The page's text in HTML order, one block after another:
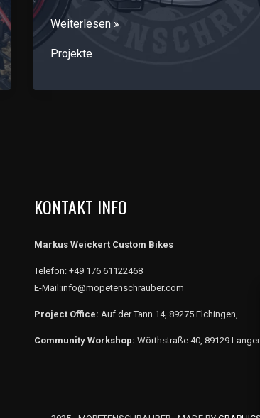
Jetzt
Honda
in
bei
Ulm
Weiterlesen »
Projekte
KONTAKT INFO
Markus Weickert Custom Bikes
Telefon: +49 176 61122468
E-Mail:info@mopetenschrauber.com
Project Office: Auf der Tann 14, 89275 Elchingen,
Community Workshop: Wörthstraße 40, 89129